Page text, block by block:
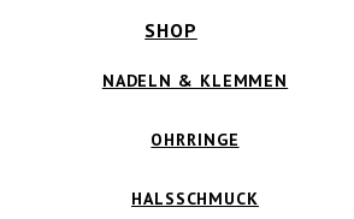
SHOP
NADELN & KLEMMEN
OHRRINGE
HALSSCHMUCK